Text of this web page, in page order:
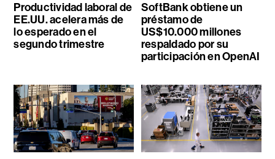
Productividad laboral de
EE.UU. acelera más de
lo esperado en el
segundo trimestre
SoftBank obtiene un
préstamo de
US$10.000 millones
respaldado por su
participación en OpenAI